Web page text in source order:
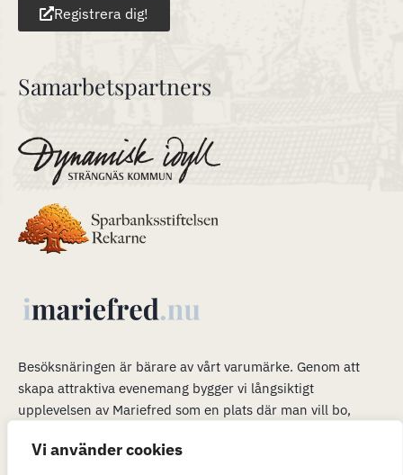
Vi använder cookies
Registrera dig!
Samarbetspartners
Besöksnäringen är bärare av vårt varumärke. Genom att
skapa attraktiva evenemang bygger vi långsiktigt
upplevelsen av Mariefred som en plats där man vill bo,
bara ett trevligt besök. När många är i Mariefred kan vi